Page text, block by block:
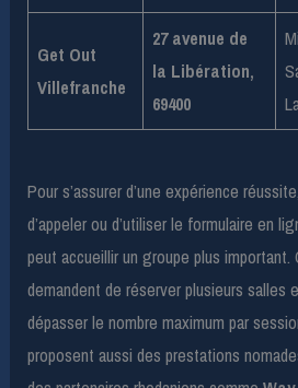
Get Out
Villefranche
27 avenue de
la Libération,
69400
Pour s’assurer d’une expérience
d’appeler ou d’utiliser le formulaire en
peut accueillir un groupe plus
demandent de réserver plusieurs salles
dépasser le nombre maximum par
proposent aussi des prestations